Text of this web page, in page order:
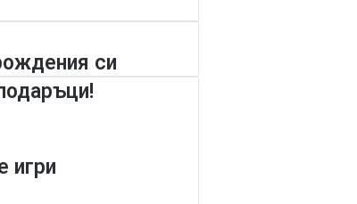
си
игри